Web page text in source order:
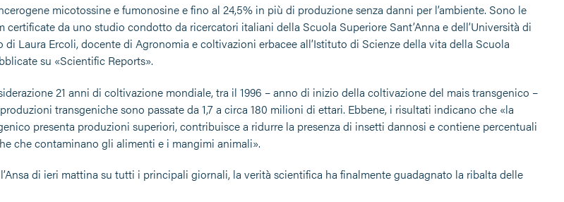
micotossine e fumonosine e fino al 24,5% in più di produzione senza danni per l’ambiente. Sono le
certificate da uno studio condotto da ricercatori italiani della Scuola Superiore Sant’Anna e dell’Università di
di Laura Ercoli, docente di Agronomia e coltivazioni erbacee all’Istituto di Scienze della vita della Scuola
su «Scientific Reports».
21 anni di coltivazione mondiale, tra il 1996 – anno di inizio della coltivazione del mais transgenico –
transgeniche sono passate da 1,7 a circa 180 milioni di ettari. Ebbene, i risultati indicano che «la
presenta produzioni superiori, contribuisce a ridurre la presenza di insetti dannosi e contiene percentuali
che contaminano gli alimenti e i mangimi animali».
di ieri mattina su tutti i principali giornali, la verità scientifica ha finalmente guadagnato la ribalta delle